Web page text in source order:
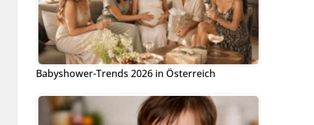
Babyshower-Trends 2026 in Österreich